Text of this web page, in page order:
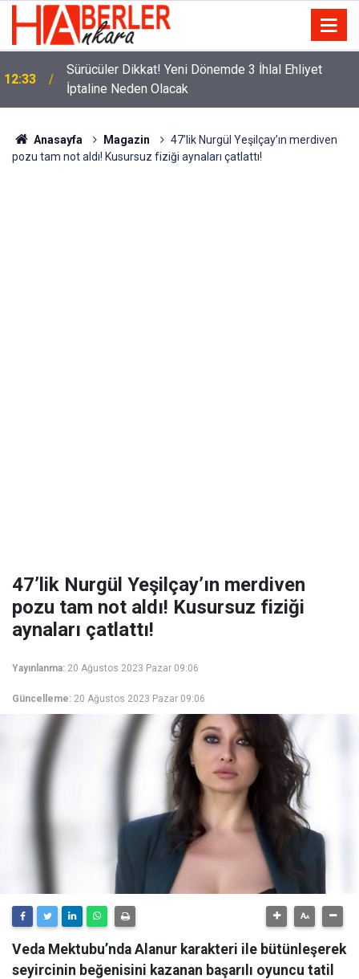
12:33
Sürücüler Dikkat! Yeni Dönemde 3 İhlal Ehliyet
İptaline Neden Olacak
Anasayfa Magazin
47’lik Nurgül Yeşilçay’ın merdiven
pozu tam not aldı! Kusursuz fiziği aynaları çatlattı!
47’lik Nurgül Yeşilçay’ın merdiven
pozu tam not aldı! Kusursuz fiziği
aynaları çatlattı!
Yayınlanma: 20 Ağustos 2023 Pazar 09:06
Güncelleme: 20 Ağustos 2023 Pazar 09:06
Veda Mektubu’nda Alanur karakteri ile bütünleşerek
seyircinin beğenisini kazanan başarılı oyuncu tatil